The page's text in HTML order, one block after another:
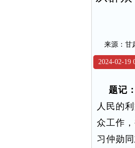
来源：甘
2024-02-19
题记：
人民的
众工作
习仲勋